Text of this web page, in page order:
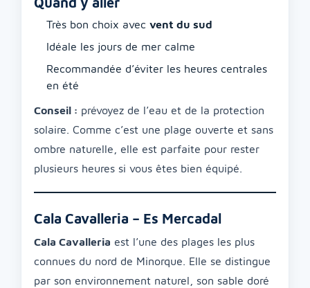
Très bon choix avec vent du sud
Idéale les jours de mer calme
Recommandée d’éviter les heures centrales
en été
Conseil : prévoyez de l’eau et de la protection
solaire. Comme c’est une plage ouverte et sans
ombre naturelle, elle est parfaite pour rester
plusieurs heures si vous êtes bien équipé.
Cala Cavalleria – Es Mercadal
Cala Cavalleria est l’une des plages les plus
connues du nord de Minorque. Elle se distingue
par son environnement naturel, son sable doré